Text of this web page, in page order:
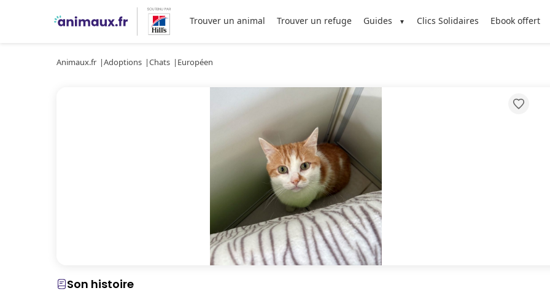
Trouver un animal Trouver un refuge Guides Clics Solidaires Ebook offert
Animaux.fr Adoptions Chats Européen
Son histoire